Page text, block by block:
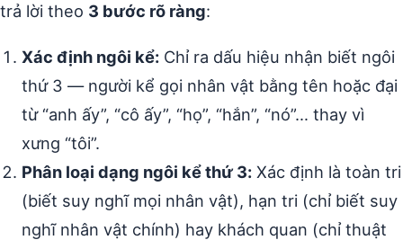
trả lời theo 3 bước rõ ràng:
Xác định ngôi kể: Chỉ ra dấu hiệu nhận biết ngôi
thứ 3 — người kể gọi nhân vật bằng tên hoặc đại
từ “anh ấy”, “cô ấy”, “họ”, “hắn”, “nó”… thay vì
xưng “tôi”.
Phân loại dạng ngôi kể thứ 3: Xác định là toàn tri
(biết suy nghĩ mọi nhân vật), hạn tri (chỉ biết suy
nghĩ nhân vật chính) hay khách quan (chỉ thuật